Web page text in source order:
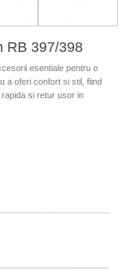
RB 397/398
esentiale pentru o
a oferi confort si stil, fiind
si retur usor in